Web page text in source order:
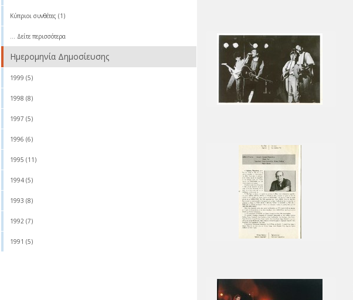
Κύπριοι συνθέτες (1)
... Δείτε περισσότερα
Ημερομηνία Δημοσίευσης
1999 (5)
1998 (8)
1997 (5)
1996 (6)
1995 (11)
1994 (5)
1993 (8)
1992 (7)
1991 (5)